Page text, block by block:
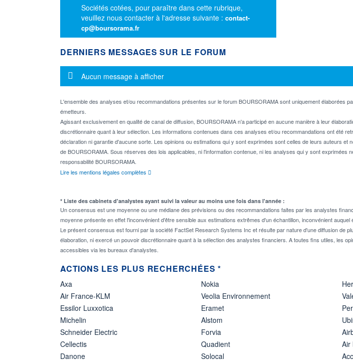
Sociétés cotées, pour paraître dans cette rubrique,
veuillez nous contacter à l'adresse suivante : contact-
cp@boursorama.fr
DERNIERS MESSAGES SUR LE FORUM
Message d'information
Aucun message à afficher
L'ensemble des analyses et/ou recommandations présentes sur le forum BOURSORAMA sont uniquement élaborées
émetteurs.
Agissant exclusivement en qualité de canal de diffusion, BOURSORAMA n'a participé en aucune manière à leur
discrétionnaire quant à leur sélection. Les informations contenues dans ces analyses et/ou recommandations ont été
déclaration ni garantie d'aucune sorte. Les opinions ou estimations qui y sont exprimées sont celles de leurs auteurs et
de BOURSORAMA. Sous réserves des lois applicables, ni l'information contenue, ni les analyses qui y sont exprimées
responsabilité BOURSORAMA.
Lire les mentions légales complètes
* Liste des cabinets d'analystes ayant suivi la valeur au moins une fois dans l'année :
Un consensus est une moyenne ou une médiane des prévisions ou des recommandations faites par les analystes
moyenne présente en effet l'inconvénient d'être sensible aux estimations extrêmes d'un échantillon, inconvénient
Le présent consensus est fourni par la société FactSet Research Systems Inc et résulte par nature d'une diffusion de
élaboration, ni exercé un pouvoir discrétionnaire quant à la sélection des analystes financiers. A toutes fins utiles, les
accessibles via les bureaux d'analystes.
ACTIONS LES PLUS RECHERCHÉES *
Axa
Air France-KLM
Essilor Luxxotica
Michelin
Schneider Electric
Cellectis
Danone
Nokia
Veolia Environnement
Eramet
Alstom
Forvia
Quadient
Solocal
Air